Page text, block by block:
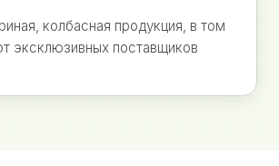
колбасная продукция, в том
эксклюзивных поставщиков